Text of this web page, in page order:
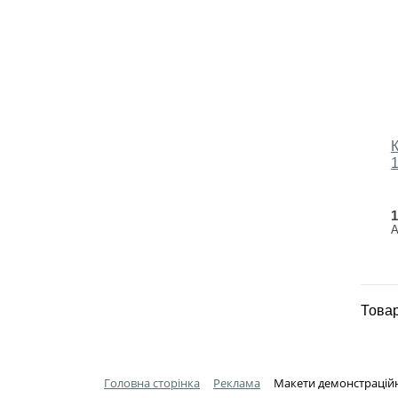
Головна сторінка Реклама Макети